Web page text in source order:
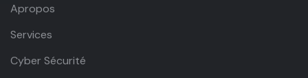
Apropos
Services
Cyber Sécurité